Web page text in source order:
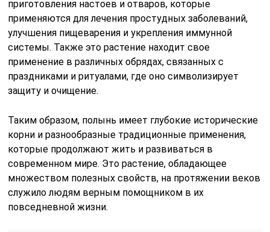
приготовления настоев и отваров, которые
применяются для лечения простудных заболеваний,
улучшения пищеварения и укрепления иммунной
системы. Также это растение находит свое
применение в различных обрядах, связанных с
праздниками и ритуалами, где оно символизирует
защиту и очищение.
Таким образом, полынь имеет глубокие исторические
корни и разнообразные традиционные применения,
которые продолжают жить и развиваться в
современном мире. Это растение, обладающее
множеством полезных свойств, на протяжении веков
служило людям верным помощником в их
повседневной жизни.